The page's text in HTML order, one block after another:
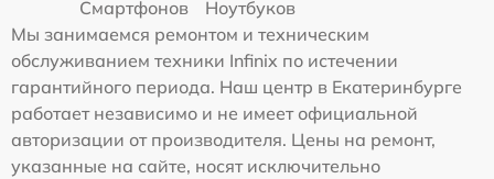
Смартфонов
Ноутбуков
Мы занимаемся ремонтом и техническим
обслуживанием техники Infinix по истечении
гарантийного периода. Наш центр в Екатеринбурге
работает независимо и не имеет официальной
авторизации от производителя. Цены на ремонт,
указанные на сайте, носят исключительно